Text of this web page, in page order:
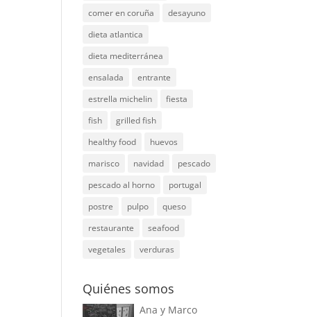
comer en coruña
desayuno
dieta atlantica
dieta mediterránea
ensalada
entrante
estrella michelin
fiesta
fish
grilled fish
healthy food
huevos
marisco
navidad
pescado
pescado al horno
portugal
postre
pulpo
queso
restaurante
seafood
vegetales
verduras
Quiénes somos
Ana y Marco